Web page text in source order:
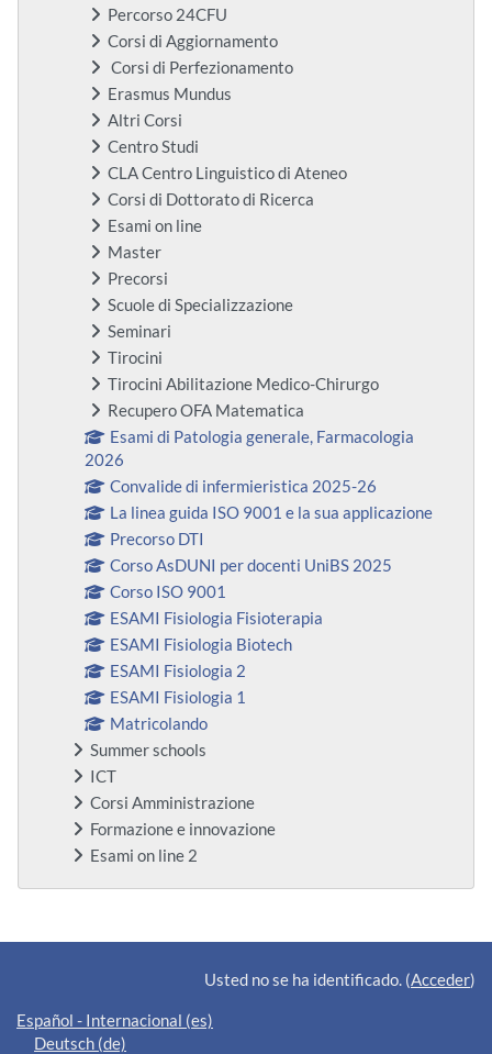
Percorso 24CFU
Corsi di Aggiornamento
Corsi di Perfezionamento
Erasmus Mundus
Altri Corsi
Centro Studi
CLA Centro Linguistico di Ateneo
Corsi di Dottorato di Ricerca
Esami on line
Master
Precorsi
Scuole di Specializzazione
Seminari
Tirocini
Tirocini Abilitazione Medico-Chirurgo
Recupero OFA Matematica
Esami di Patologia generale, Farmacologia
2026
Convalide di infermieristica 2025-26
La linea guida ISO 9001 e la sua applicazione
Precorso DTI
Corso AsDUNI per docenti UniBS 2025
Corso ISO 9001
ESAMI Fisiologia Fisioterapia
ESAMI Fisiologia Biotech
ESAMI Fisiologia 2
ESAMI Fisiologia 1
Matricolando
Summer schools
ICT
Corsi Amministrazione
Formazione e innovazione
Esami on line 2
Bloques suplementarios
Usted no se ha identificado. (Acceder)
Español - Internacional ‎(es)‎
Deutsch ‎(de)‎